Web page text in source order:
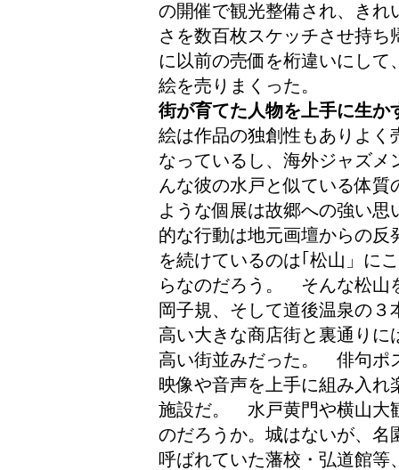
の開催で観光整備され、きれ
さを数百枚スケッチさせ持
に以前の売価を桁違いにし
絵を売りまくった。
街が育てた人物を上手に生か
絵は作品の独創性もありよく
なっているし、海外ジャズ
んな彼の水戸と似ている体
ような個展は故郷への強い
的な行動は地元画壇からの
を続けているのは｢松山」に
らなのだろう。 そんな松山
岡子規、そして道後温泉の
高い大きな商店街と裏通り
高い街並みだった。 俳句ポ
映像や音声を上手に組み入
施設だ。 水戸黄門や横山大
のだろうか。城はないが、名
呼ばれていた藩校・弘道館